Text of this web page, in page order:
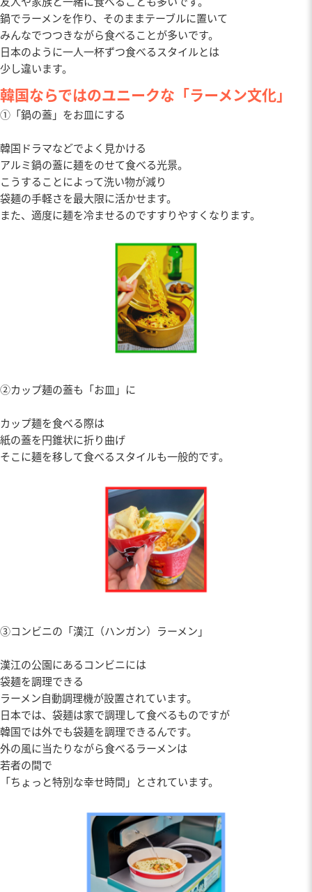
鍋でラーメンを作り、そのままテーブルに置いて
みんなでつつきながら食べることが多いです。
日本のように一人一杯ずつ食べるスタイルとは
少し違います。
韓国ならではのユニークな「ラーメン文化」
①「鍋の蓋」をお皿にする
韓国ドラマなどでよく見かける
アルミ鍋の蓋に麺をのせて食べる光景。
こうすることによって洗い物が減り
袋麺の手軽さを最大限に活かせます。
また、適度に麺を冷ませるのですすりやすくなります。
②カップ麺の蓋も「お皿」に
カップ麺を食べる際は
紙の蓋を円錐状に折り曲げ
そこに麺を移して食べるスタイルも一般的です。
③コンビニの「漢江（ハンガン）ラーメン」
漢江の公園にあるコンビニには
袋麺を調理できる
ラーメン自動調理機が設置されています。
日本では、袋麺は家で調理して食べるものですが
韓国では外でも袋麺を調理できるんです。
外の風に当たりながら食べるラーメンは
若者の間で
「ちょっと特別な幸せ時間」とされています。